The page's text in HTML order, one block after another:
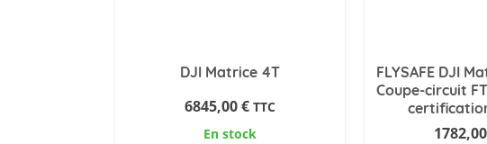
DJI Matrice 4T
6845,00€ TTC
En stock
FLYSAFE DJI
Coupe-circuit